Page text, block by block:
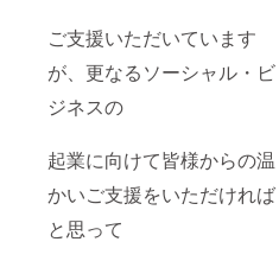
ご支援いただいています
が、更なるソーシャル・ビ
ジネスの
起業に向けて皆様からの温
かいご支援をいただければ
と思って